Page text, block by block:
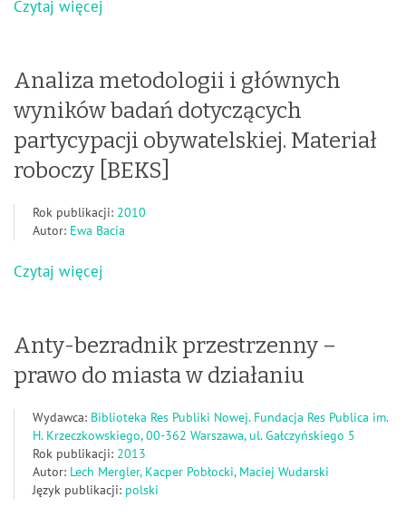
Czytaj więcej
Analiza metodologii i głównych
wyników badań dotyczących
partycypacji obywatelskiej. Materiał
roboczy [BEKS]
Rok publikacji: 2010
Autor: Ewa Bacia
Czytaj więcej
Anty-bezradnik przestrzenny –
prawo do miasta w działaniu
Wydawca: Biblioteka Res Publiki Nowej. Fundacja Res Publica im.
H. Krzeczkowskiego, 00-362 Warszawa, ul. Gałczyńskiego 5
Rok publikacji: 2013
Autor: Lech Mergler, Kacper Pobłocki, Maciej Wudarski
Język publikacji: polski